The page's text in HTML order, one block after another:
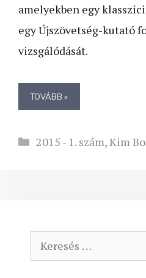
amelyekben egy
egy Újszövetség-kutató
vizsgálódását.
TOVÁBB »
Kategória
2015 - 1. szám,Kim
Keresés: